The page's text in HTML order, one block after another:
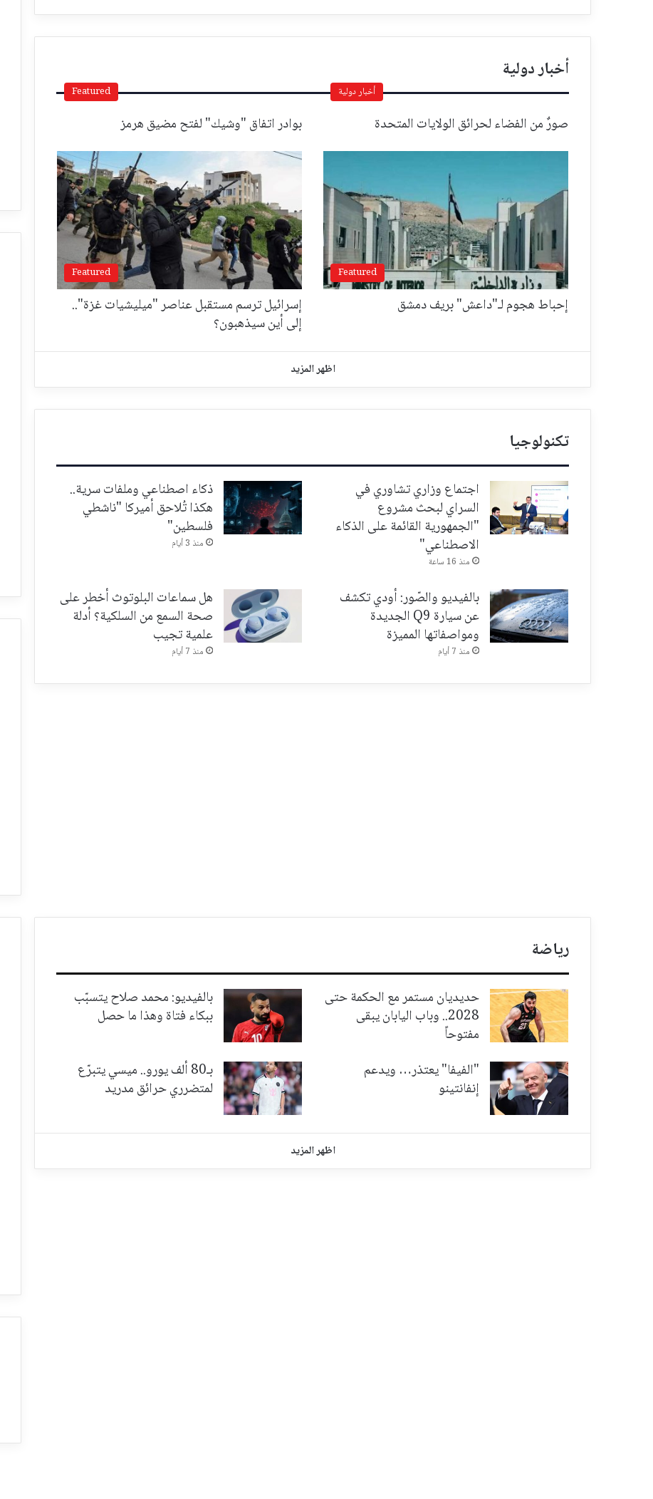
أخبار دولية
أخبار دولية
صورٌ من الفضاء لحرائق الولايات المتحدة
Featured
بوادر اتفاق "وشيك" لفتح مضيق هرمز
Featured
إحباط هجوم لـ"داعش" بريف دمشق
Featured
إسرائيل ترسم مستقبل عناصر "ميليشيات غزة"..
إلى أين سيذهبون؟
اظهر المزيد
تكنولوجيا
اجتماع وزاري تشاوري في
السراي لبحث مشروع
"الجمهورية القائمة على الذكاء
الاصطناعي"
منذ 16 ساعة
ذكاء اصطناعي وملفات سرية..
هكذا تُلاحق أميركا "ناشطي
فلسطين"
منذ 3 أيام
بالفيديو والصّور: أودي تكشف
عن سيارة Q9 الجديدة
ومواصفاتها المميزة
منذ 7 أيام
هل سماعات البلوتوث أخطر على
صحة السمع من السلكية؟ أدلة
علمية تجيب
منذ 7 أيام
رياضة
حديديان مستمر مع الحكمة حتى
2028.. وباب اليابان يبقى
مفتوحاً
بالفيديو: محمد صلاح يتسبّب
ببكاء فتاة وهذا ما حصل
"الفيفا" يعتذر… ويدعم
إنفانتينو
بـ80 ألف يورو.. ميسي يتبرّع
لمتضرري حرائق مدريد
اظهر المزيد